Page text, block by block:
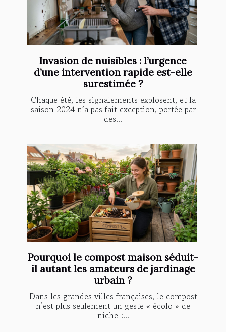
Invasion de nuisibles : l’urgence
d’une intervention rapide est-elle
surestimée ?
Chaque été, les signalements explosent, et la
saison 2024 n’a pas fait exception, portée par
des...
Pourquoi le compost maison séduit-
il autant les amateurs de jardinage
urbain ?
Dans les grandes villes françaises, le compost
n’est plus seulement un geste « écolo » de
niche :...